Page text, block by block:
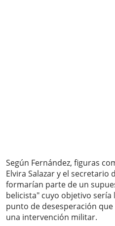
Según Fernández, figuras
Elvira Salazar y el secretario
formarían parte de un
belicista" cuyo objetivo sería
punto de desesperación
una intervención militar.